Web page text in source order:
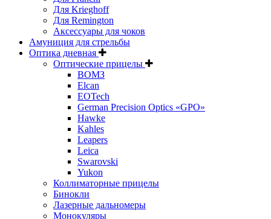
Для Krieghoff
Для Remington
Аксессуары для чоков
Амуниция для стрельбы
Оптика дневная
Оптические прицелы
ВОМЗ
Elcan
EOTech
German Precision Optics «GPO»
Hawke
Kahles
Leapers
Leica
Swarovski
Yukon
Коллиматорные прицелы
Бинокли
Лазерные дальномеры
Монокуляры